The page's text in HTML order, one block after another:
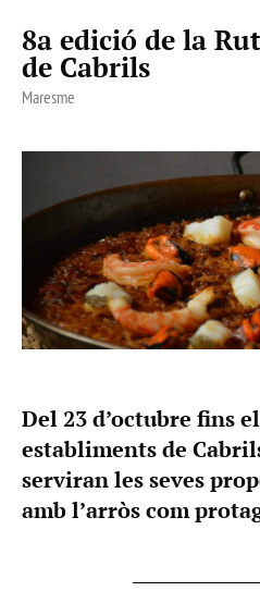
8a edició de la
de Cabrils
Maresme
Del 23 d’octubre fins
establiments de
serviran les seves
amb l’arròs com